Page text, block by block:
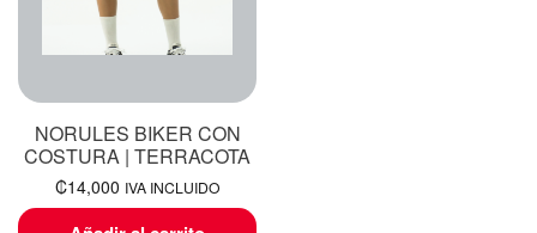
NORULES BIKER CON
COSTURA | TERRACOTA
₡14,000 IVA INCLUIDO